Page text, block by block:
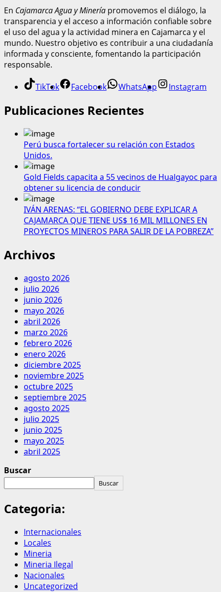
En Cajamarca Agua y Minería promovemos el diálogo, la
transparencia y el acceso a información confiable sobre
el uso del agua y la actividad minera en Cajamarca y el
mundo. Nuestro objetivo es contribuir a una ciudadanía
informada y consciente, fomentando la participación
responsable.
TikTok Facebook WhatsApp Instagram
Publicaciones Recientes
Perú busca fortalecer su relación con Estados
Unidos.
Gold Fields capacita a 55 vecinos de Hualgayoc para
obtener su licencia de conducir
IVÁN ARENAS: “EL GOBIERNO DEBE EXPLICAR A
CAJAMARCA QUE TIENE US$ 16 MIL MILLONES EN
PROYECTOS MINEROS PARA SALIR DE LA POBREZA”
Archivos
agosto 2026
julio 2026
junio 2026
mayo 2026
abril 2026
marzo 2026
febrero 2026
enero 2026
diciembre 2025
noviembre 2025
octubre 2025
septiembre 2025
agosto 2025
julio 2025
junio 2025
mayo 2025
abril 2025
Buscar
Buscar
Categoria:
Internacionales
Locales
Mineria
Mineria Ilegal
Nacionales
Uncategorized